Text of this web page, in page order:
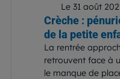
Le 31 août
Crèche :
de la petite
La rentrée
retrouvent face à
le manque de